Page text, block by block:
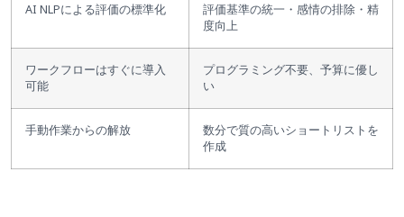
AI NLPによる評価の標準化
評価基準の統一・感情の排除・精
度向上
ワークフローはすぐに導入
可能
プログラミング不要、予算に優し
い
手動作業からの解放
数分で質の高いショートリストを
作成